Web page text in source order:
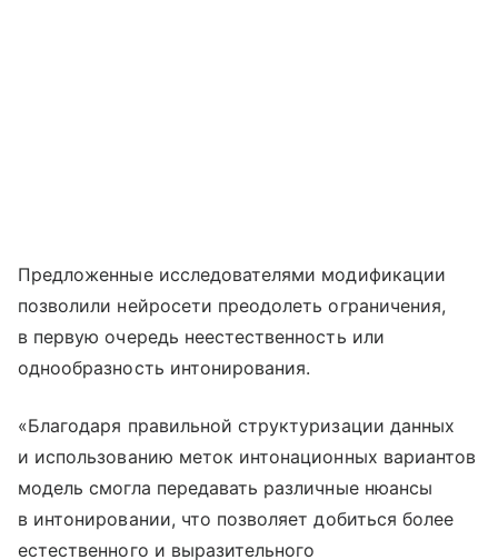
Предложенные исследователями модификации
позволили нейросети преодолеть ограничения,
в первую очередь неестественность или
однообразность интонирования.
«Благодаря правильной структуризации данных
и использованию меток интонационных вариантов
модель смогла передавать различные нюансы
в интонировании, что позволяет добиться более
естественного и выразительного